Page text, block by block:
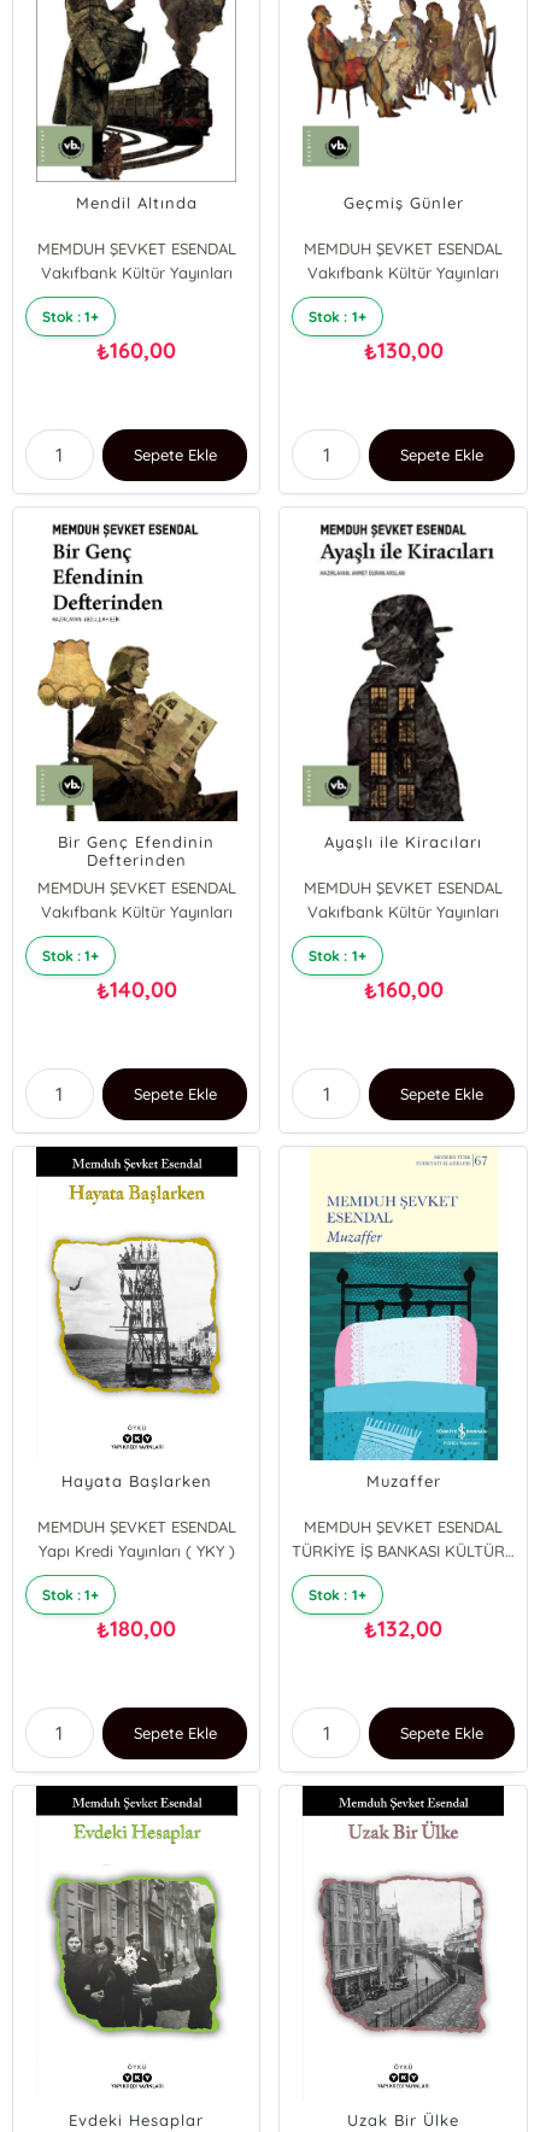
Mendil Altında
MEMDUH ŞEVKET ESENDAL
Vakıfbank Kültür Yayınları
Stok : 1+
₺160,00
Sepete Ekle
Geçmiş Günler
MEMDUH ŞEVKET ESENDAL
Vakıfbank Kültür Yayınları
Stok : 1+
₺130,00
Sepete Ekle
Bir Genç Efendinin
Defterinden
MEMDUH ŞEVKET ESENDAL
Vakıfbank Kültür Yayınları
Stok : 1+
₺140,00
Sepete Ekle
Ayaşlı ile Kiracıları
MEMDUH ŞEVKET ESENDAL
Vakıfbank Kültür Yayınları
Stok : 1+
₺160,00
Sepete Ekle
Hayata Başlarken
MEMDUH ŞEVKET ESENDAL
Yapı Kredi Yayınları ( YKY )
Stok : 1+
₺180,00
Sepete Ekle
Muzaffer
MEMDUH ŞEVKET ESENDAL
TÜRKİYE İŞ BANKASI KÜLTÜR YAYINLARI
Stok : 1+
₺132,00
Sepete Ekle
Evdeki Hesaplar Uzak Bir Ülke